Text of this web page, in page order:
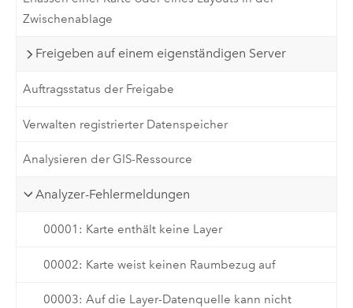
Zwischenablage
Freigeben auf einem eigenständigen Server
Auftragsstatus der Freigabe
Verwalten registrierter Datenspeicher
Analysieren der GIS-Ressource
Analyzer-Fehlermeldungen
00001: Karte enthält keine Layer
00002: Karte weist keinen Raumbezug auf
00003: Auf die Layer-Datenquelle kann nicht